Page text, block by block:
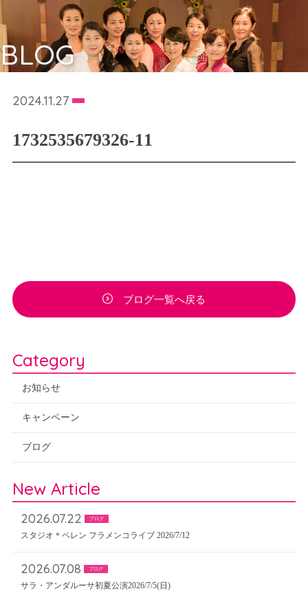
BLOG
2024.11.27
1732535679326-11
ブログ一覧へ戻る
Category
お知らせ
キャンペーン
ブログ
New Article
2026.07.22 ブログ
スタジオ＊ベレン フラメンコライブ 2026/7/12
2026.07.08 ブログ
サラ・アンダルーサ初夏公演2026/7/5(日)